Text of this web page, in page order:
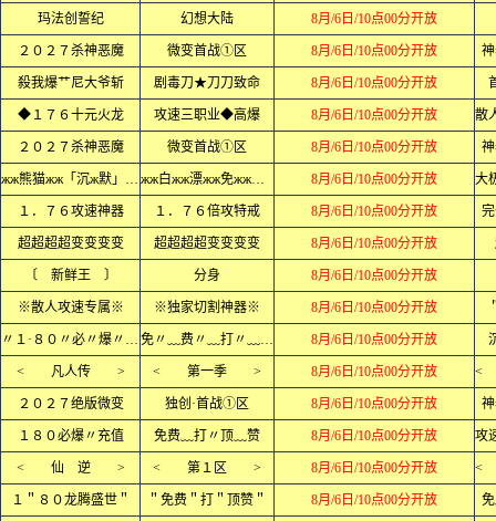
玛法创誓纪 幻想大陆 8月/6日/10点00分开放
２０２７杀神恶魔 微变首战①区 8月/6日/10点00分开放
殺我爆艹尼大爷斩 剧毒刀★刀刀致命 8月/6日/10点00分开放
◆１７６十元火龙 攻速三职业◆高爆 8月/6日/10点00分开放
２０２７杀神恶魔 微变首战①区 8月/6日/10点00分开放
жж熊猫жж「沉ж默」жжж жж白жж漂жж免жж费жж 8月/6日/10点00分开放
１．７６攻速神器 １．７６倍攻特戒 8月/6日/10点00分开放
超超超超变变变变 超超超超变变变变 8月/6日/10点00分开放
〔 新鲜王 〕 分身 8月/6日/10点00分开放
※散人攻速专属※ ※独家切割神器※ 8月/6日/10点00分开放
〃１·８０〃必〃爆〃充〃值〃 免〃﹏费〃﹏打〃﹏顶〃﹏赞〃 8月/6日/10点00分开放
< 凡人传 > < 第一季 > 8月/6日/10点00分开放
２０２７绝版微变 独创·首战①区 8月/6日/10点00分开放
１８０必爆〃充值 免费﹏打〃顶﹏赞 8月/6日/10点00分开放
< 仙 逆 > < 第１区 > 8月/6日/10点00分开放
１＂８０龙腾盛世＂ ＂免费＂打＂顶赞＂ 8月/6日/10点00分开放